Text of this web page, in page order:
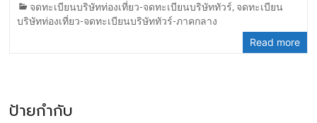
จดทะเบียนบริษัทท่องเที่ยว-จดทะเบียนบริษัททัวร์, จดทะเบียน
บริษัทท่องเที่ยว-จดทะเบียนบริษัททัวร์-ภาคกลาง
Read more
ป้ายกำกับ